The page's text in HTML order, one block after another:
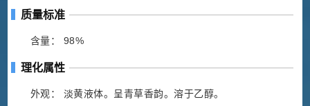
质量标准
含量： 98%
理化属性
外观： 淡黄液体。呈青草香韵。溶于乙醇。